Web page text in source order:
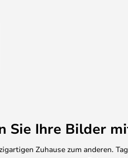
Einige Modelle sind
bieten.
Sie Ihre Bilder
Zuhause zum anderen.